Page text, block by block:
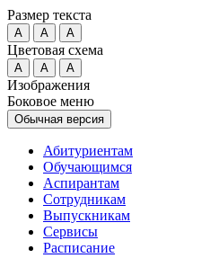
Размер текста
A A A
Цветовая схема
A A A
Изображения
Боковое меню
Обычная версия
Абитуриентам
Обучающимся
Аспирантам
Сотрудникам
Выпускникам
Сервисы
Расписание